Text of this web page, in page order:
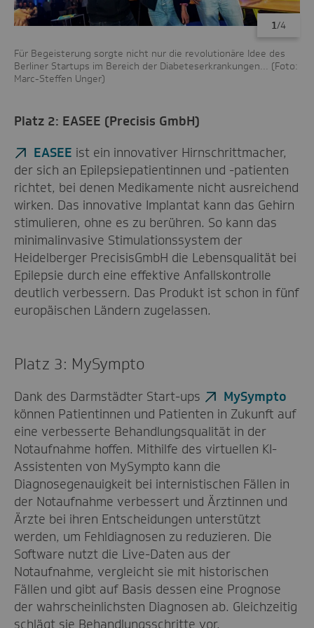
Für Begeisterung sorgte nicht nur die revolutionäre Idee des
Berliner Startups im Bereich der Diabeteserkrankungen... (Foto:
Marc-Steffen Unger)
1/4
Platz 2: EASEE (Precisis GmbH)
EASEE ist ein innovativer Hirnschrittmacher,
der sich an Epilepsiepatientinnen und -patienten
richtet, bei denen Medikamente nicht ausreichend
wirken. Das innovative Implantat kann das Gehirn
stimulieren, ohne es zu berühren. So kann das
minimalinvasive Stimulationssystem der
Heidelberger PrecisisGmbH die Lebensqualität bei
Epilepsie durch eine effektive Anfallskontrolle
deutlich verbessern. Das Produkt ist schon in fünf
europäischen Ländern zugelassen.
Platz 3: MySympto
Dank des Darmstädter Start-ups
MySympto
können Patientinnen und Patienten in Zukunft auf
eine verbesserte Behandlungsqualität in der
Notaufnahme hoffen. Mithilfe des virtuellen KI-
Assistenten von MySympto kann die
Diagnosegenauigkeit bei internistischen Fällen in
der Notaufnahme verbessert und Ärztinnen und
Ärzte bei ihren Entscheidungen unterstützt
werden, um Fehldiagnosen zu reduzieren. Die
Software nutzt die Live-Daten aus der
Notaufnahme, vergleicht sie mit historischen
Fällen und gibt auf Basis dessen eine Prognose
der wahrscheinlichsten Diagnosen ab. Gleichzeitig
schlägt sie Behandlungsschritte vor.